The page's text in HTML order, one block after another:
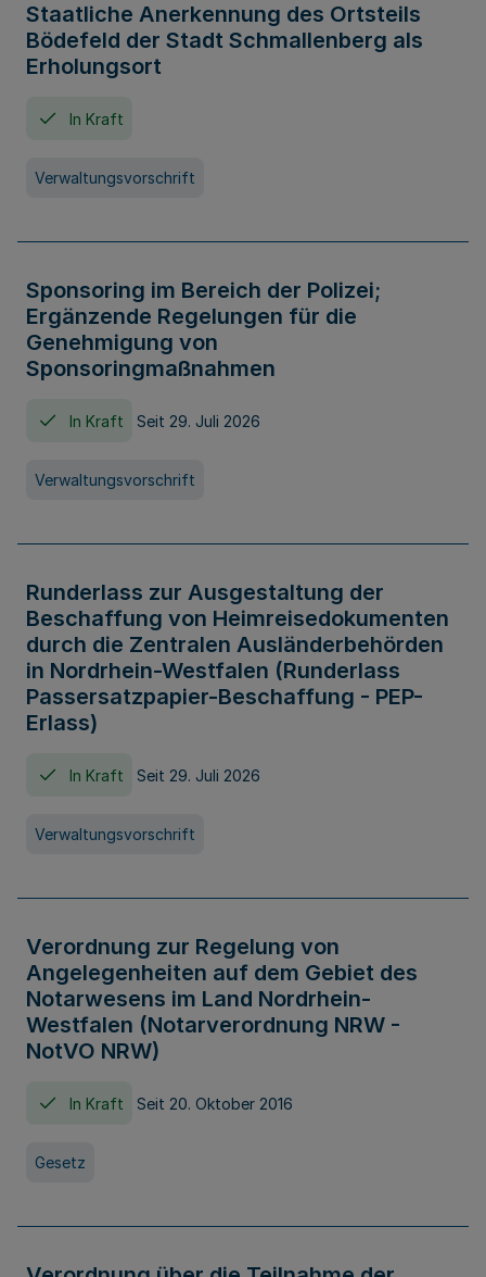
Staatliche Anerkennung des Ortsteils
Bödefeld der Stadt Schmallenberg als
Erholungsort
In Kraft
Verwaltungsvorschrift
Sponsoring im Bereich der Polizei;
Ergänzende Regelungen für die
Genehmigung von
Sponsoringmaßnahmen
In Kraft Seit 29. Juli 2026
Verwaltungsvorschrift
Runderlass zur Ausgestaltung der
Beschaffung von Heimreisedokumenten
durch die Zentralen Ausländerbehörden
in Nordrhein-Westfalen (Runderlass
Passersatzpapier-Beschaffung - PEP-
Erlass)
In Kraft Seit 29. Juli 2026
Verwaltungsvorschrift
Verordnung zur Regelung von
Angelegenheiten auf dem Gebiet des
Notarwesens im Land Nordrhein-
Westfalen (Notarverordnung NRW -
NotVO NRW)
In Kraft Seit 20. Oktober 2016
Gesetz